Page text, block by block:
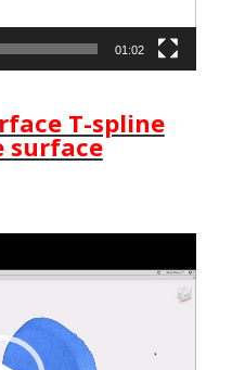
01:02
T-spline
surface